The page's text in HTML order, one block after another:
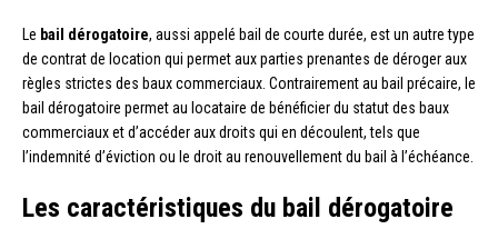
Le bail dérogatoire, aussi appelé bail de courte durée, est un autre type
de contrat de location qui permet aux parties prenantes de déroger aux
règles strictes des baux commerciaux. Contrairement au bail précaire, le
bail dérogatoire permet au locataire de bénéficier du statut des baux
commerciaux et d’accéder aux droits qui en découlent, tels que
l’indemnité d’éviction ou le droit au renouvellement du bail à l’échéance.
Les caractéristiques du bail dérogatoire